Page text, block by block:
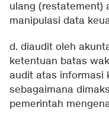
ulang (restatement)
manipulasi data
d. diaudit oleh
ketentuan batas
audit atas informasi
sebagaimana
pemerintah